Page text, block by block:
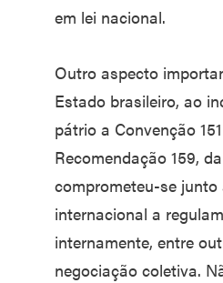
em lei nacional.
Outro aspecto
Estado brasileiro, ao
pátrio a Convenção
Recomendação 159,
comprometeu-se
internacional a
internamente, entre
negociação coletiva.